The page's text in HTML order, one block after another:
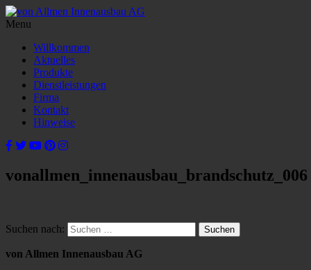
Menu
Willkommen
Aktuelles
Produkte
Dienstleistungen
Firma
Kontakt
Hinweise
vonallmen_innenausbau_brandschutz_006
Suchen nach:
von Allmen Innenausbau AG